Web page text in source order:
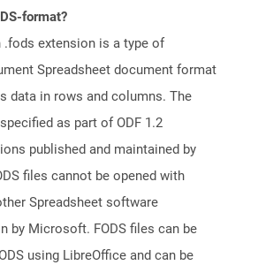
format?
.fods extension is a type of
Spreadsheet document format
data in rows and columns. The
as part of ODF 1.2
published and maintained by
files cannot be opened with
Spreadsheet software
by Microsoft. FODS files can be
using LibreOffice and can be